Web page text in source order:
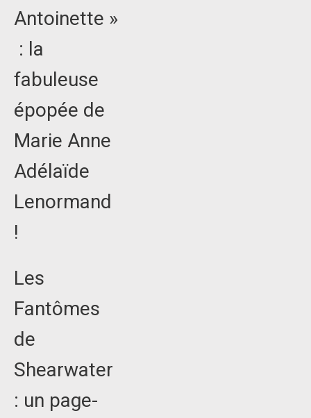
Antoinette »
: la
fabuleuse
épopée de
Marie Anne
Adélaïde
Lenormand
!
Les
Fantômes
de
Shearwater
: un page-